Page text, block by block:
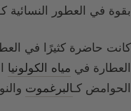
بقوة في العطور النسائية
كانت حاضرة كثيرًا في
العطارة في مياه الكولونيا
الحوامض كـالبرغموت